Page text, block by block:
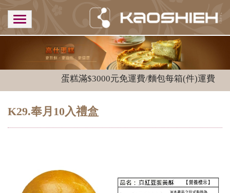
蛋糕滿$3000元免運費/麵包每箱(件)運費$180
K29.奉月10入禮盒